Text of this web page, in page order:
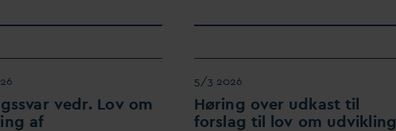
var vedr. Lov om
af
5/3 2026
Høring over udkast til
forslag til lov om udvikling